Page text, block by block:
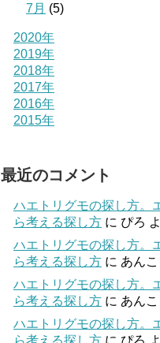
7月 (5)
2020年
2019年
2018年
2017年
2016年
2015年
最近のコメント
ハエトリグモの探し方。
ら考える探し方 に ぴろ
ハエトリグモの探し方。
ら考える探し方 に あん
ハエトリグモの探し方。
ら考える探し方 に あん
ハエトリグモの探し方。
ら考える探し方 に ぴろ